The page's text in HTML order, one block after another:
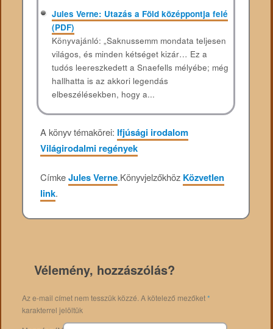
Jules Verne: Utazás a Föld középpontja felé
(PDF)
Könyvajánló: „Saknussemm mondata teljesen
világos, és minden kétséget kizár… Ez a
tudós leereszkedett a Snaefells mélyébe; még
hallhatta is az akkori legendás
elbeszélésekben, hogy a...
A könyv témakörei: Ifjúsági irodalom
Világirodalmi regények
CímkeJules Verne.Könyvjelzőkhöz Közvetlen
link.
Vélemény, hozzászólás?
Az e-mail címet nem tesszük közzé. A kötelező mezőket*
karakterrel jelöltük